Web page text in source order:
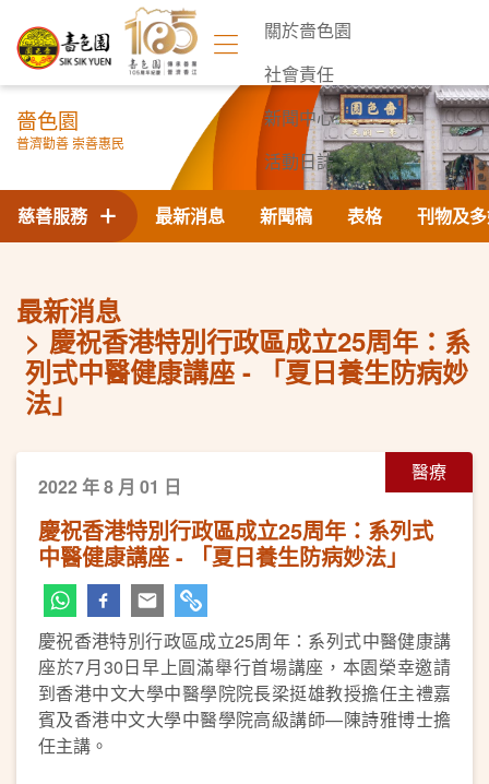
關於嗇色園
社會責任
新聞中心
活動日誌
聯絡我們
嗇色園
普濟勸善 崇善惠民
最新消息 新聞稿 表格 刊物及
慈善服務
最新消息
慶祝香港特別行政區成立25周年：系
列式中醫健康講座 - 「夏日養生防病妙
法」
醫療
2022 年 8 月 01 日
慶祝香港特別行政區成立25周年：系列式
中醫健康講座 - 「夏日養生防病妙法」
慶祝香港特別行政區成立25周年：系列式中醫健康講
座於7月30日早上圓滿舉行首場講座，本園榮幸邀請
到香港中文大學中醫學院院長梁挺雄教授擔任主禮嘉
賓及香港中文大學中醫學院高級講師—陳詩雅博士擔
任主講。